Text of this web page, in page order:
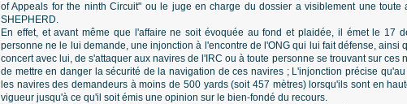
of Appeals for the ninth Circuit" ou le juge en charge du dossier a visiblement une
SHEPHERD.
En effet, et avant même que l'affaire ne soit évoquée au fond et plaidée, il émet le 17
personne ne le lui demande, une injonction à l'encontre de l'ONG qui lui fait défense, ainsi
concert avec lui, de s'attaquer aux navires de l'IRC ou à toute personne se trouvant sur
de mettre en danger la sécurité de la navigation de ces navires ; L'injonction précise
les navires des demandeurs à moins de 500 yards (soit 457 mètres) lorsqu'ils sont en
vigueur jusqu'à ce qu'il soit émis une opinion sur le bien-fondé du recours.